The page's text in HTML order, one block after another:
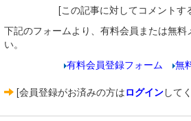
[この記事に対してコメントす
下記のフォームより、有料会員または無
い。
有料会員登録フォーム
無
[会員登録がお済みの方はログインして